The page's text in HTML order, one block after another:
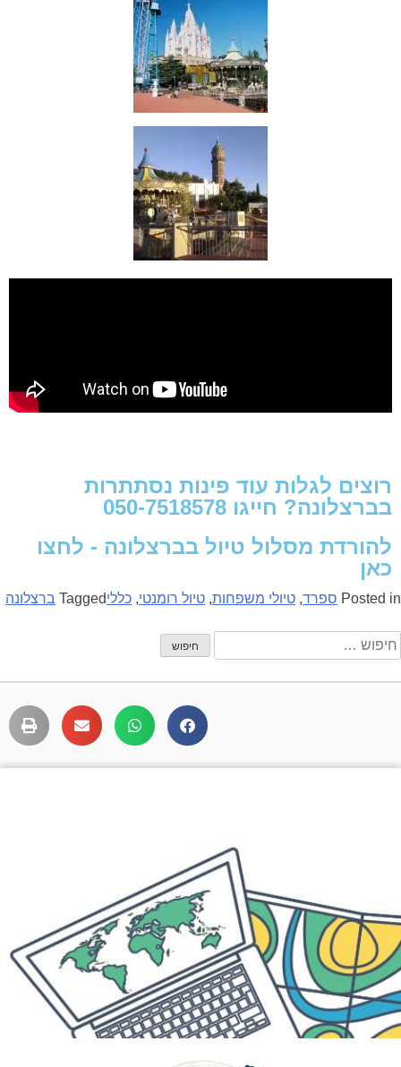
רוצים לגלות עוד פינות נסתתרות
בברצלונה? חייגו 050-7518578
להורדת מסלול טיול בברצלונה - לחצו
כאן
Posted in ספרד, טיולי משפחות, טיול רומנטי, כלליTagged ברצלונה